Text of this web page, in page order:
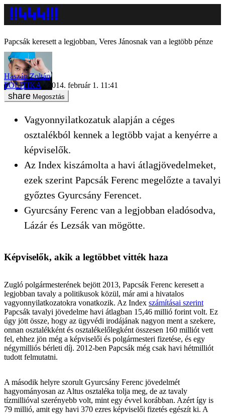
Papcsák keresett a legjobban, Veres Jánosnak van a legtöbb pénze
Haszán Zoltán
POLITIKA
2014. február 1. 11:41
Megosztás
Vagyonnyilatkozatuk alapján a céges
osztalékból kennek a legtöbb vajat a kenyérre a
képviselők.
Az Index kiszámolta a havi átlagjövedelmeket,
ezek szerint Papcsák Ferenc megelőzte a tavalyi
győztes Gyurcsány Ferencet.
Gyurcsány Ferenc van a legjobban eladósodva,
Lázár és Lezsák van mögötte.
Képviselők, akik a legtöbbet vitték haza
Zugló polgármesterének bejött 2013, Papcsák Ferenc keresett a
legjobban tavaly a politikusok közül, már ami a hivatalos
vagyonnyilatkozatokra vonatkozik. Az Index számításai szerint
Papcsák tavalyi jövedelme havi átlagban 15,46 millió forint volt. Ez
úgy jött össze, hogy az ügyvédi irodájának nagyon ment a szekere,
onnan osztalékként és osztalékelőlegként összesen 160 milliót vett
fel, ehhez jön még a képviselői és polgármesteri fizetése, és egy
négymilliós bérleti díj. 2012-ben Papcsák még csak havi hétmilliót
tudott felmutatni.
A második helyre szorult Gyurcsány Ferenc jövedelmét
hagyományosan az Altus osztaléka tolja meg, de az tavaly
tízmillióval szerényebb volt, mint egy évvel korábban. Azért így is
79 millió, amit egy havi 370 ezres képviselői fizetés egészít ki. A